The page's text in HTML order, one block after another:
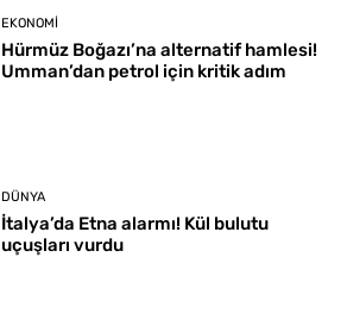
EKONOMI
Hürmüz Boğazı’na alternatif hamlesi!
Umman’dan petrol için kritik adım
DÜNYA
İtalya’da Etna alarmı! Kül bulutu
uçuşları vurdu